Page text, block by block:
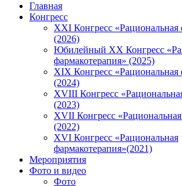
Главная
Конгресс
XXI Конгресс «Рациональная
(2026)
Юбилейный XX Конгресс
фармакотерапия» (2025)
XIX Конгресс «Рациональная
(2024)
XVIII Конгресс
(2023)
XVII Конгресс
(2022)
XVI Конгресс «Рациональная
фармакотерапия»(2021)
Мероприятия
Фото и видео
Фото